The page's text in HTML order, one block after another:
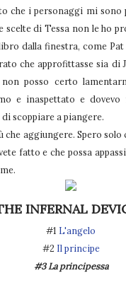
che i personaggi mi sono
scelte di Tessa non le ho
dalla finestra, come
che approfittasse sia di
posso certo
e inaspettato e
scoppiare a piangere.
che aggiungere. Spero solo
fatto e che possa
THE INFERNAL
L'angelo
Il principe
#3 La principessa